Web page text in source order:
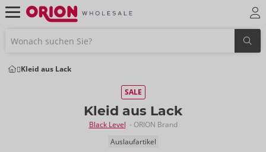
Kleid aus Lack
SALE
Kleid aus Lack
Black Level - ORION Brand
Auslaufartikel